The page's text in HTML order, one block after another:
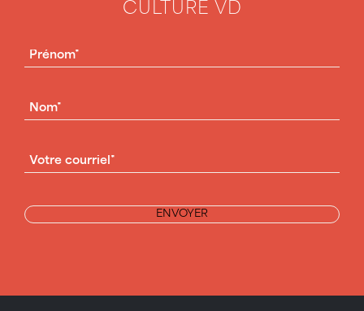
CULTURE VD
PRÉNOM
NOM(NÉCESSAIRE)
COURRIEL(NÉCESSAIRE)